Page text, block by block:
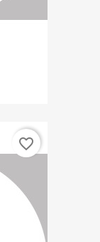
favorite_border